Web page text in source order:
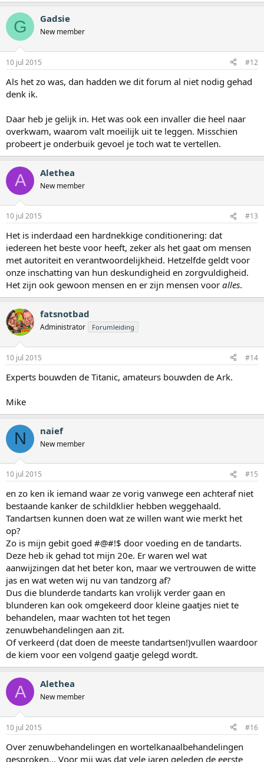
G Gadsie
New member
10 jul 2015 #12
Als het zo was, dan hadden we dit forum al niet nodig gehad
denk ik.
Daar heb je gelijk in. Het was ook een invaller die heel naar
overkwam, waarom valt moeilijk uit te leggen. Misschien
probeert je onderbuik gevoel je toch wat te vertellen.
A Alethea
New member
10 jul 2015 #13
Het is inderdaad een hardnekkige conditionering: dat
iedereen het beste voor heeft, zeker als het gaat om mensen
met autoriteit en verantwoordelijkheid. Hetzelfde geldt voor
onze inschatting van hun deskundigheid en zorgvuldigheid.
Het zijn ook gewoon mensen en er zijn mensen voor alles.
fatsnotbad
Administrator Forumleiding
10 jul 2015 #14
Experts bouwden de Titanic, amateurs bouwden de Ark.
Mike
N naief
New member
10 jul 2015 #15
en zo ken ik iemand waar ze vorig vanwege een achteraf niet
bestaande kanker de schildklier hebben weggehaald.
Tandartsen kunnen doen wat ze willen want wie merkt het
op?
Zo is mijn gebit goed #@#!$ door voeding en de tandarts.
Deze heb ik gehad tot mijn 20e. Er waren wel wat
aanwijzingen dat het beter kon, maar we vertrouwen de witte
jas en wat weten wij nu van tandzorg af?
Dus die blunderde tandarts kan vrolijk verder gaan en
blunderen kan ook omgekeerd door kleine gaatjes niet te
behandelen, maar wachten tot het tegen
zenuwbehandelingen aan zit.
Of verkeerd (dat doen de meeste tandartsen!)vullen waardoor
de kiem voor een volgend gaatje gelegd wordt.
A Alethea
New member
10 jul 2015 #16
Over zenuwbehandelingen en wortelkanaalbehandelingen
gesproken... Voor mij was dat vele jaren geleden de eerste